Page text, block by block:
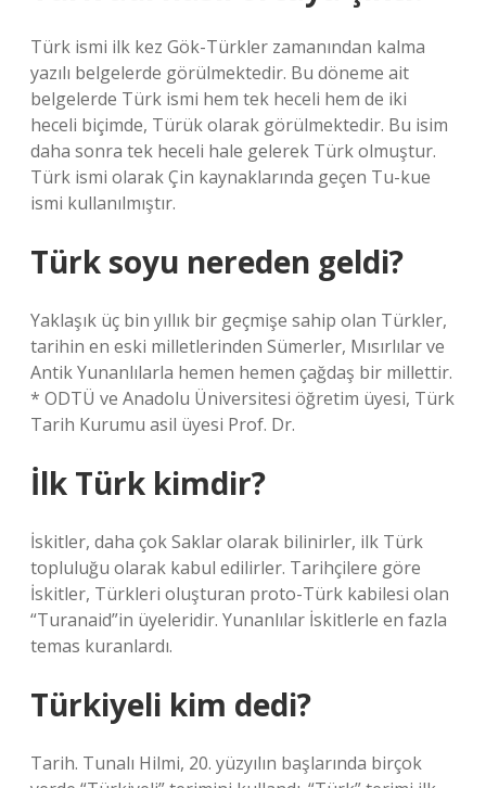
Türk ismi ilk kez Gök-Türkler zamanından kalma
yazılı belgelerde görülmektedir. Bu döneme ait
belgelerde Türk ismi hem tek heceli hem de iki
heceli biçimde, Türük olarak görülmektedir. Bu isim
daha sonra tek heceli hale gelerek Türk olmuştur.
Türk ismi olarak Çin kaynaklarında geçen Tu-kue
ismi kullanılmıştır.
Türk soyu nereden geldi?
Yaklaşık üç bin yıllık bir geçmişe sahip olan Türkler,
tarihin en eski milletlerinden Sümerler, Mısırlılar ve
Antik Yunanlılarla hemen hemen çağdaş bir millettir.
* ODTÜ ve Anadolu Üniversitesi öğretim üyesi, Türk
Tarih Kurumu asil üyesi Prof. Dr.
İlk Türk kimdir?
İskitler, daha çok Saklar olarak bilinirler, ilk Türk
topluluğu olarak kabul edilirler. Tarihçilere göre
İskitler, Türkleri oluşturan proto-Türk kabilesi olan
“Turanaid”in üyeleridir. Yunanlılar İskitlerle en fazla
temas kuranlardı.
Türkiyeli kim dedi?
Tarih. Tunalı Hilmi, 20. yüzyılın başlarında birçok